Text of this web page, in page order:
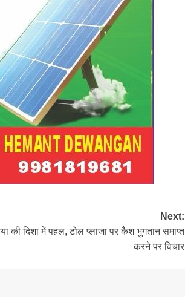
Next:
की दिशा में पहल, टोल प्लाजा पर कैश भुगतान समाप्त
करने पर विचार